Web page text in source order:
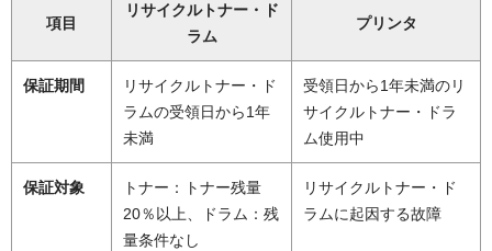
項目
リサイクルトナー・ド
ラム
プリンタ
保証期間
リサイクルトナー・ド
ラムの受領日から1年
未満
受領日から1年未満のリ
サイクルトナー・ドラ
ム使用中
保証対象
トナー：トナー残量
20％以上、ドラム：残
量条件なし
リサイクルトナー・ド
ラムに起因する故障